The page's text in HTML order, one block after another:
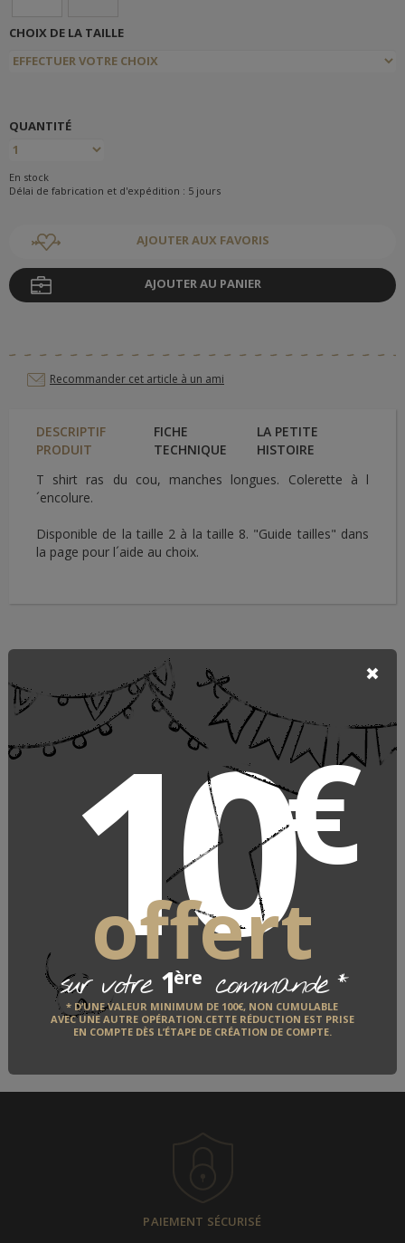
10€
offert
sur votre 1ère commande*
* D’UNE VALEUR MINIMUM DE 100€, NON CUMULABLE
AVEC UNE AUTRE OPÉRATION.CETTE RÉDUCTION EST PRISE
EN COMPTE DÈS L’ÉTAPE DE CRÉATION DE COMPTE.
CHOIX DE LA TAILLE
QUANTITÉ
En stock
Délai de fabrication et d'expédition : 5 jours
AJOUTER AUX FAVORIS
AJOUTER AU PANIER
Recommander cet article à un ami
DESCRIPTIF
PRODUIT
FICHE
TECHNIQUE
LA PETITE
HISTOIRE
T shirt ras du cou, manches longues. Colerette à l
´encolure.
Disponible de la taille 2 à la taille 8. "Guide tailles" dans
la page pour l´aide au choix.
Lingerie de jour naturelle
Armorlux
ARMORLUX
LE FABRICANT
QUI EST-IL ?
PAIEMENT SÉCURISÉ